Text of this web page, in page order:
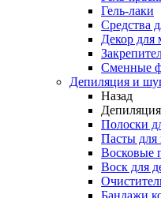
Гель-лаки
Средства
Декор для
Сменные
Депиляция и
Назад
Полоски
Пасты для
Восковые
Воск для
Бандажи